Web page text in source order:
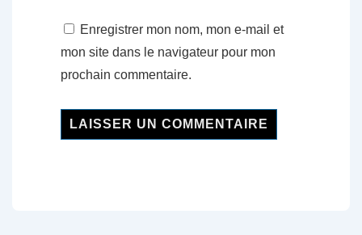
Enregistrer mon nom, mon e-mail et
mon site dans le navigateur pour mon
prochain commentaire.